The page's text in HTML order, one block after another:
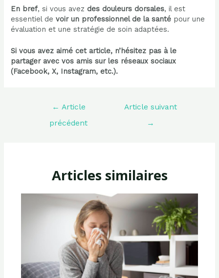
En bref, si vous avezdes douleurs dorsales, il est
essentiel devoir un professionnel de la santé pour une
évaluation et une stratégie de soin adaptées.
Si vous avez aimé cet article, n’hésitez pas à le
partager avec vos amis sur les réseaux sociaux
(Facebook, X, Instagram, etc.).
l’article
← Article
précédent
Article suivant
→
Articles similaires